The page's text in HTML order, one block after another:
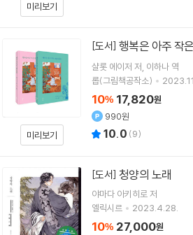
미리보기
미리보기
[도서] 행복은 아주 작
샬롯 에이저 저 이하나 역
롭(그림책공작소)
10% 17,820원
990원
10.0 (9)
[도서] 청양의 노래
야마다 아키히로 저
엘릭시르
2023.4.28.
10% 27,000원